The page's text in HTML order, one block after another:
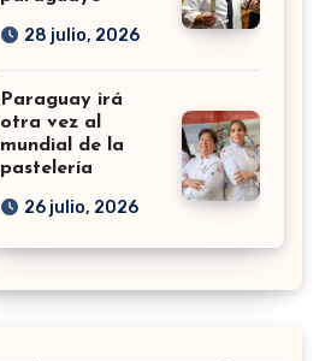
28 julio, 2026
Paraguay irá
otra vez al
mundial de la
pastelería
26 julio, 2026